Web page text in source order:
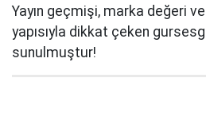
Yayın geçmişi, marka değeri
yapısıyla dikkat çeken
sunulmuştur!